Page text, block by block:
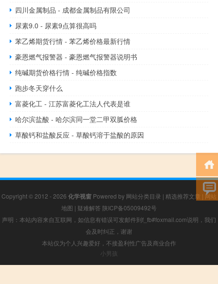
四川金属制品 - 成都金属制品有限公司
尿素9.0 - 尿素9点算很高吗
苯乙烯期货行情 - 苯乙烯价格最新行情
豪恩燃气报警器 - 豪恩燃气报警器说明书
纯碱期货价格行情 - 纯碱价格指数
跑步冬天穿什么
富菱化工 - 江苏富菱化工法人代表是谁
哈尔滨盐酸 - 哈尔滨同一堂二甲双胍价格
草酸钙和盐酸反应 - 草酸钙溶于盐酸的原因
Copyright © 2012 - 2026 化学视窗 Powered by 网站分类目录 | 精选推荐文章 | 网站
地图 | 疑难解答 陕ICP备05009492号
声明：本站内容来自互联网，如信息有错误可发邮件到f_fb#foxmail.com说明，我们
会及时纠正，谢谢
本站仅为个人兴趣爱好，不接盈利性广告及商业合作
小男孩